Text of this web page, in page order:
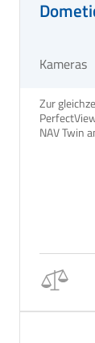
Kameras
Zur
NAV Twin